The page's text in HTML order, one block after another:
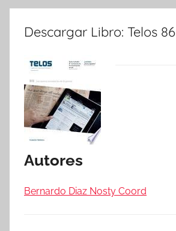
Descargar Libro: Telos 86
Autores
Bernardo Diaz Nosty Coord